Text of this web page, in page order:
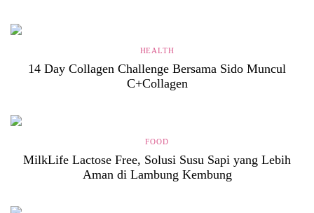
HEALTH
14 Day Collagen Challenge Bersama Sido Muncul
C+Collagen
FOOD
MilkLife Lactose Free, Solusi Susu Sapi yang Lebih
Aman di Lambung Kembung